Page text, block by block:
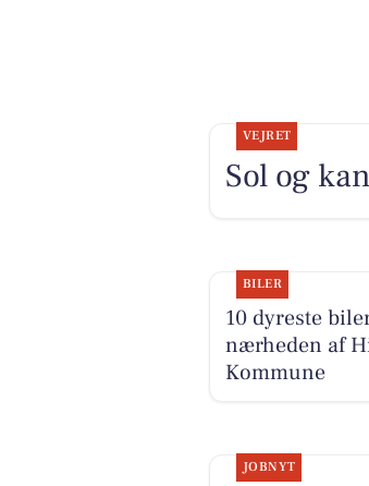
VEJRET
Sol og
BILER
10 dyreste
nærheden af
Kommune
JOBNYT